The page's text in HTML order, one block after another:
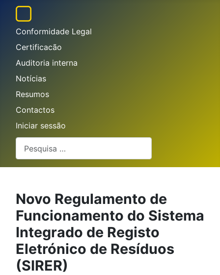
Conformidade Legal
Certificacão
Auditoria interna
Notícias
Resumos
Contactos
Iniciar sessão
Novo Regulamento de
Funcionamento do Sistema
Integrado de Registo
Eletrónico de Resíduos
(SIRER)